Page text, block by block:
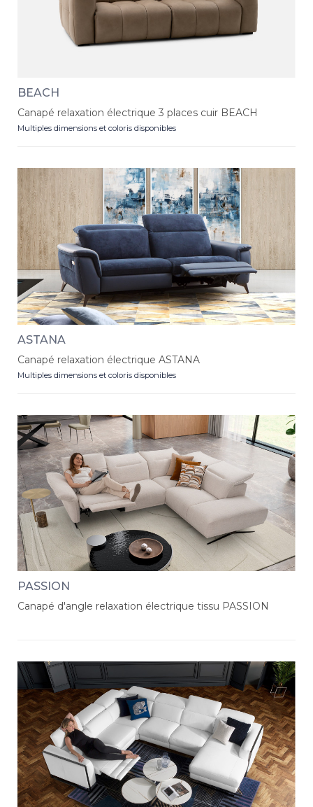
BEACH
Canapé relaxation électrique 3 places cuir BEACH
Multiples dimensions et coloris disponibles
ASTANA
Canapé relaxation électrique ASTANA
Multiples dimensions et coloris disponibles
PASSION
Canapé d'angle relaxation électrique tissu PASSION